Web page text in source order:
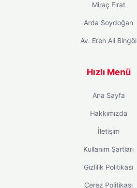
Miraç Fırat
Arda Soydoğan
Av. Eren Ali Bingöl
Hızlı Menü
Ana Sayfa
Hakkımızda
İletişim
Kullanım Şartları
Gizlilik Politikası
Çerez Politikası